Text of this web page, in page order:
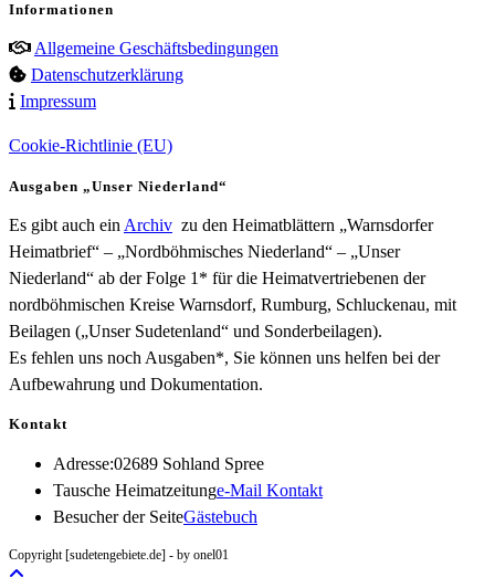
Informationen
Allgemeine Geschäftsbedingungen
Datenschutzerklärung
Impressum
Cookie-Richtlinie (EU)
Ausgaben „Unser Niederland“
Es gibt auch ein Archiv zu den Heimatblättern „Warnsdorfer
Heimatbrief“ – „Nordböhmisches Niederland“ – „Unser
Niederland“ ab der Folge 1* für die Heimatvertriebenen der
nordböhmischen Kreise Warnsdorf, Rumburg, Schluckenau, mit
Beilagen („Unser Sudetenland“ und Sonderbeilagen).
Es fehlen uns noch Ausgaben*, Sie können uns helfen bei der
Aufbewahrung und Dokumentation.
Kontakt
Adresse:02689 Sohland Spree
Tausche Heimatzeitunge-Mail KontaktOpens
Besucher der SeiteGästebuch
Copyright [sudetengebiete.de] - by onel01